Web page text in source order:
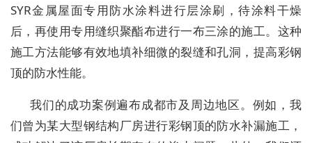
SYR金属屋面专用防水涂料进行层涂刷，待涂料干燥
后，再使用专用缝织聚酯布进行一布三涂的施工。这种
施工方法能够有效地填补细微的裂缝和孔洞，提高彩钢
顶的防水性能。
我们的成功案例遍布成都市及周边地区。例如，我
们曾为某大型钢结构厂房进行彩钢顶的防水补漏施工，